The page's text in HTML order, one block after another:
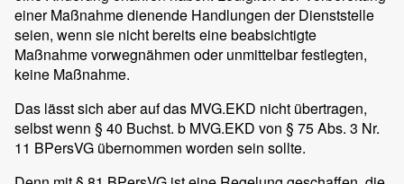
einer Maßnahme dienende Handlungen der Dienststelle
seien, wenn sie nicht bereits eine beabsichtigte
Maßnahme vorwegnähmen oder unmittelbar festlegten,
keine Maßnahme.
Das lässt sich aber auf das MVG.EKD nicht übertragen,
selbst wenn § 40 Buchst. b MVG.EKD von § 75 Abs. 3 Nr.
11 BPersVG übernommen worden sein sollte.